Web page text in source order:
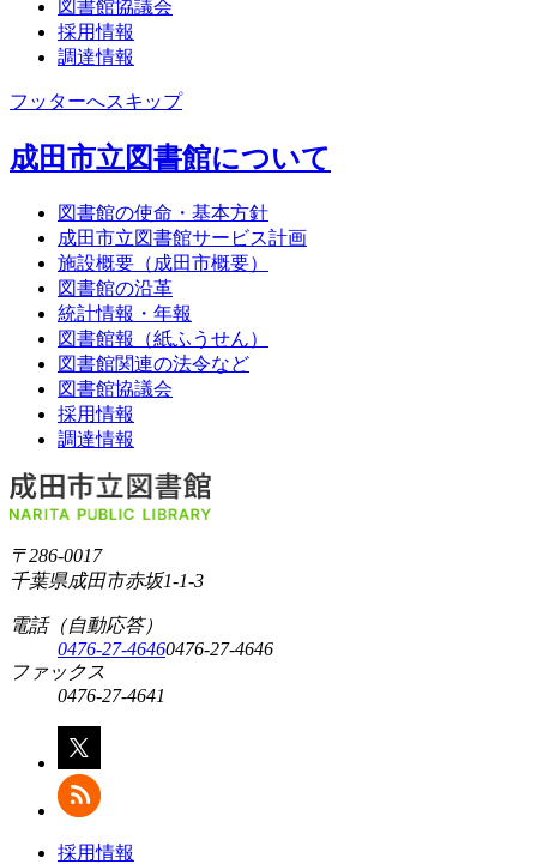
図書館協議会
採用情報
調達情報
フッターへスキップ
成田市立図書館について
図書館の使命・基本方針
成田市立図書館サービス計画
施設概要（成田市概要）
図書館の沿革
統計情報・年報
図書館報（紙ふうせん）
図書館関連の法令など
図書館協議会
採用情報
調達情報
〒286-0017
千葉県成田市赤坂1-1-3
電話（自動応答）
0476-27-46460476-27-4646
ファックス
0476-27-4641
採用情報